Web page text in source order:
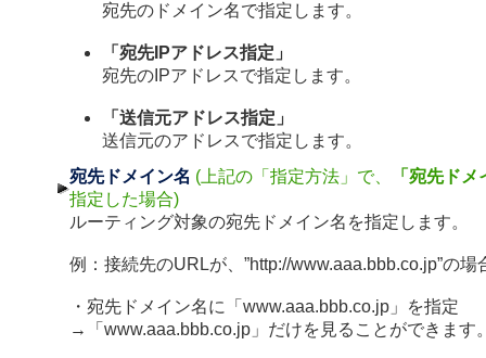
宛先のドメイン名で指定します。
「宛先IPアドレス指定」
宛先のIPアドレスで指定します。
「送信元アドレス指定」
送信元のアドレスで指定します。
宛先ドメイン名 (上記の「指定方法」で、
「宛先ド
指定した場合)
ルーティング対象の宛先ドメイン名を指定します。
例：接続先のURLが、”http://www.aaa.bbb.co.jp”の場
・宛先ドメイン名に「www.aaa.bbb.co.jp」を指定
→「www.aaa.bbb.co.jp」だけを見ることができます